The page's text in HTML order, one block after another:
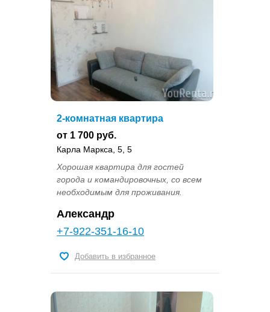
2-комнатная квартира
от 1 700 руб.
Карла Маркса, 5, 5
Хорошая квартира для гостей
города и командировочных, со всем
необходимым для проживания.
Александр
+7-922-351-16-10
Добавить в избранное